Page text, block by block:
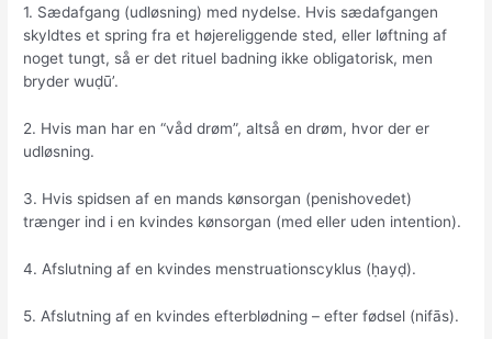
1. Sædafgang (udløsning) med nydelse. Hvis sædafgangen
skyldtes et spring fra et højereliggende sted, eller løftning af
noget tungt, så er det rituel badning ikke obligatorisk, men
bryder wuḍū’.
2. Hvis man har en “våd drøm”, altså en drøm, hvor der er
udløsning.
3. Hvis spidsen af en mands kønsorgan (penishovedet)
trænger ind i en kvindes kønsorgan (med eller uden intention).
4. Afslutning af en kvindes menstruationscyklus (ḥayḍ).
5. Afslutning af en kvindes efterblødning – efter fødsel (nifās).